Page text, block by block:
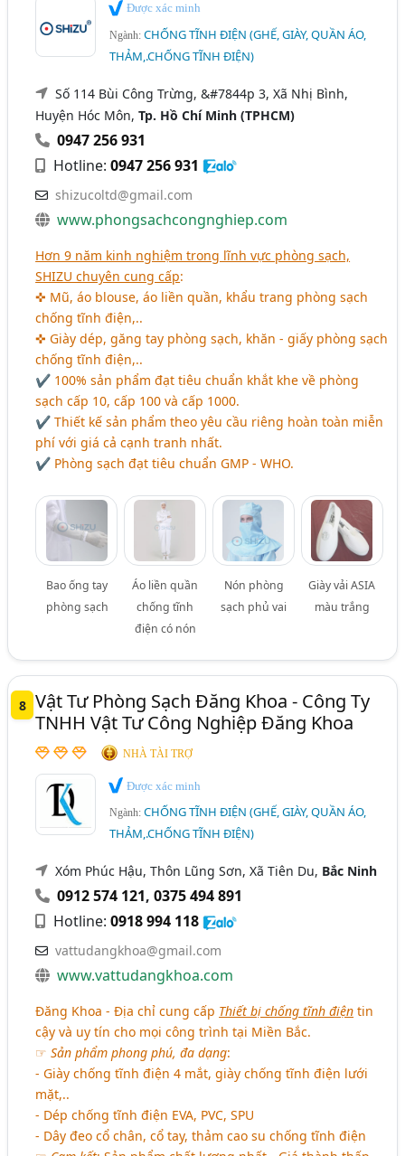
Được xác minh
Ngành:CHỐNG TĨNH ĐIỆN (GHẾ, GIÀY, QUẦN ÁO,
THẢM,.CHỐNG TĨNH ĐIỆN)
Số 114 Bùi Công Trừng, &#7844p 3, Xã Nhị Bình,
Huyện Hóc Môn,Tp. Hồ Chí Minh (TPHCM)
0947 256 931
Hotline:0947 256 931
shizucoltd@gmail.com
www.phongsachcongnghiep.com
Hơn 9 năm kinh nghiệm trong lĩnh vực phòng sạch,
SHIZU chuyên cung cấp:
✜ Mũ, áo blouse, áo liền quần, khẩu trang phòng sạch
chống tĩnh điện,..
✜ Giày dép, găng tay phòng sạch, khăn - giấy phòng sạch
chống tĩnh điện,..
✔ 100% sản phẩm đạt tiêu chuẩn khắt khe về phòng
sạch cấp 10, cấp 100 và cấp 1000.
✔ Thiết kế sản phẩm theo yêu cầu riêng hoàn toàn miễn
phí với giá cả cạnh tranh nhất.
✔ Phòng sạch đạt tiêu chuẩn GMP - WHO.
Bao ống tay
phòng sạch
Áo liền quần
chống tĩnh
điện có nón
Nón phòng
sạch phủ vai
Giày vải ASIA
màu trắng
8 Vật Tư Phòng Sạch Đăng Khoa - Công Ty
TNHH Vật Tư Công Nghiệp Đăng Khoa
NHÀ TÀI TRỢ
Được xác minh
Ngành:CHỐNG TĨNH ĐIỆN (GHẾ, GIÀY, QUẦN ÁO,
THẢM,.CHỐNG TĨNH ĐIỆN)
Xóm Phúc Hậu, Thôn Lũng Sơn, Xã Tiên Du, Bắc Ninh
0912 574 121,0375 494 891
Hotline:0918 994 118
vattudangkhoa@gmail.com
www.vattudangkhoa.com
Đăng Khoa - Địa chỉ cung cấp Thiết bị chống tĩnh điện tin
cậy và uy tín cho mọi công trình tại Miền Bắc.
☞Sản phẩm phong phú, đa dạng:
- Giày chống tĩnh điện 4 mắt, giày chống tĩnh điện lưới
mặt,..
- Dép chống tĩnh điện EVA, PVC, SPU
- Dây đeo cổ chân, cổ tay, thảm cao su chống tĩnh điện